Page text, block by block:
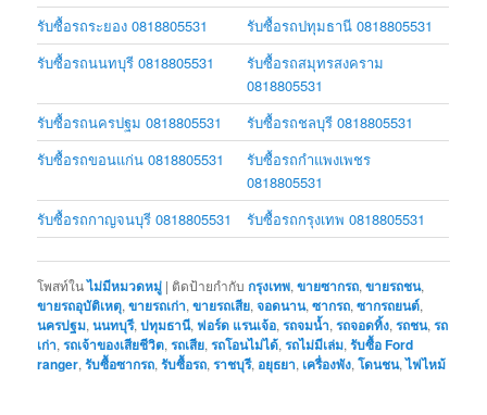
รับซื้อรถระยอง 0818805531
รับซื้อรถปทุมธานี 0818805531
รับซื้อรถนนทบุรี 0818805531
รับซื้อรถสมุทรสงคราม
0818805531
รับซื้อรถนครปฐม 0818805531
รับซื้อรถชลบุรี 0818805531
รับซื้อรถขอนแก่น 0818805531
รับซื้อรถกำแพงเพชร
0818805531
รับซื้อรถกาญจนบุรี 0818805531
รับซื้อรถกรุงเทพ 0818805531
โพสท์ในไม่มีหมวดหมู่ | ติดป้ายกำกับ กรุงเทพ,ขายซากรถ,ขายรถชน,
ขายรถอุบัติเหตุ,ขายรถเก่า,ขายรถเสีย,จอดนาน,ซากรถ,ซากรถยนต์,
นครปฐม,นนทบุรี,ปทุมธานี,ฟอร์ด แรนเจ้อ,รถจมน้ำ,รถจอดทิ้ง,รถชน,รถ
เก่า,รถเจ้าของเสียชีวิต,รถเสีย,รถโอนไม่ได้,รถไม่มีเล่ม,รับซื้อ Ford
ranger,รับซื้อซากรถ,รับซื้อรถ,ราชบุรี, อยุธยา, เครื่องพัง,โดนชน,ไฟไหม้